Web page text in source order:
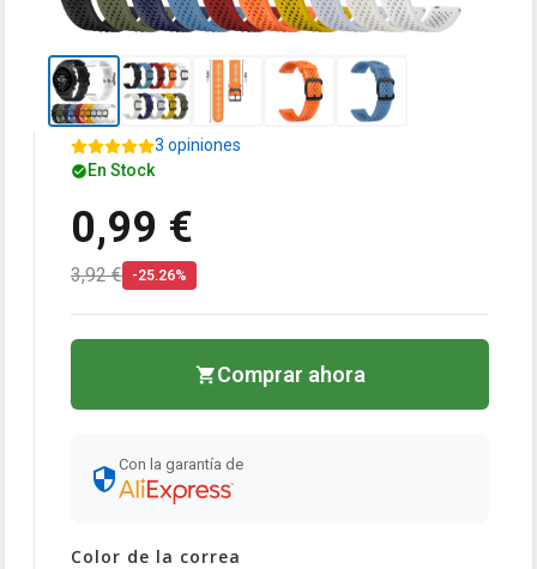
3 opiniones
En Stock
0,99 €
3,92 € -25.26%
Comprar ahora
Con la garantía de
Color de la correa